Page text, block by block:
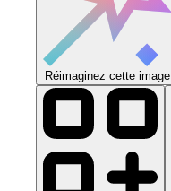
Réimaginez cette image